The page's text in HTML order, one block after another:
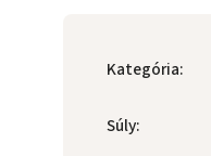
Kategória:
Súly: